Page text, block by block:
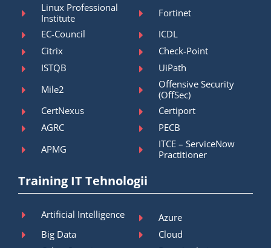
Linux Professional
Institute
Fortinet
EC-Council
ICDL
Citrix
Check-Point
ISTQB
UiPath
Mile2
Offensive Security
(OffSec)
CertNexus
Certiport
AGRC
PECB
APMG
ITCE – ServiceNow
Practitioner
Training IT Tehnologii
Artificial Intelligence
Azure
Big Data
Cloud